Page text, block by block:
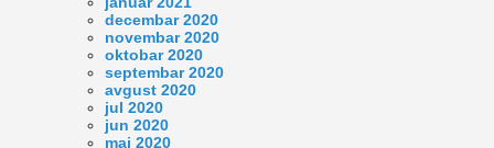
decembar 2020
novembar 2020
oktobar 2020
septembar 2020
avgust 2020
jul 2020
jun 2020
maj 2020